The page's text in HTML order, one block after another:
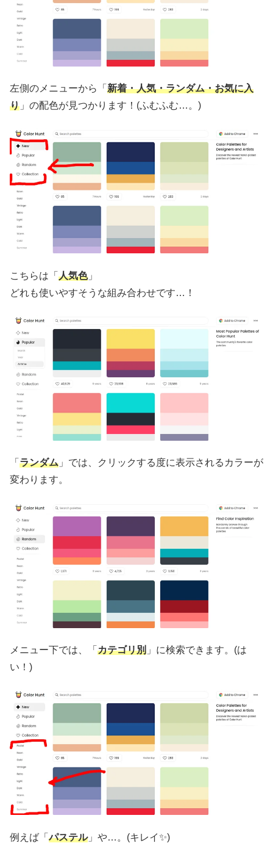
左側のメニューから「 新着・人気・ランダム・お気に入
り 」の配色が見つかります！(ふむふむ…。)
こちらは「 人気色」
どれも使いやすそうな組み合わせです…！
「 ランダム 」では、クリックする度に表示されるカラーが
変わります。
メニュー下では、「 カテゴリ別 」に検索できます。(は
い！)
例えば「パステル」や…。(キレイ✨)